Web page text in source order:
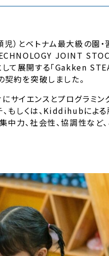
）とベトナム最大級の園・
JOINT
て展開する「Gakken
約を突破しました。
イエンスとプログラミン
もしくは、Kiddihubによ
中力、社会性、協調性など